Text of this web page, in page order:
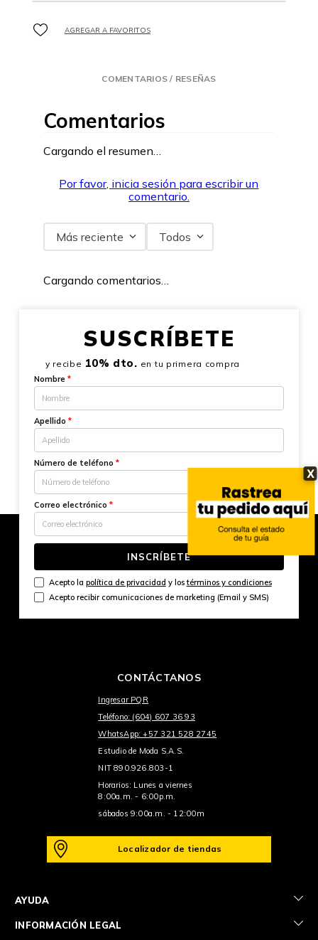
X
COMENTARIOS / RESEÑAS
Comentarios
Cargando el resumen…
Por favor, inicia sesión para escribir un
comentario.
Más reciente Todos
Cargando comentarios…
SUSCRÍBETE
y recibe 10% dto. en tu primera compra
Nombre *
Apellido *
Número de teléfono *
Correo electrónico *
INSCRÍBETE
Acepto la política de privacidad y lostérminos y condiciones
Acepto recibir comunicaciones de marketing (Email y SMS)
CONTÁCTANOS
Ingresar PQR
Teléfono: (604) 607 36 93
WhatsApp: +57 321 528 2745
Estudio de Moda S.A.S.
NIT 890.926.803-1
Horarios: Lunes a viernes
8:00a.m. - 6:00p.m.
sábados 9:00a.m. - 12:00m
Localizador de tiendas
AYUDA +
INFORMACIÓN LEGAL +